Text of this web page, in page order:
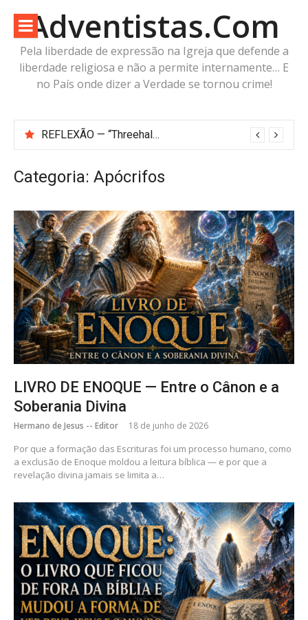
para
conteúdo
Adventistas.Com
Pela liberdade de expressão na Igreja que defende a
liberdade religiosa e não a permite internamente… E
no País onde dizer a Verdade se tornou crime!
REFLEXÃO — “Threehalves”: Três metades, Um só Todo?
Antes da Imagem da Besta: Estaria a Humanidade Construindo a Imagem Pré-Besta com cabeça de Cordeiro e Voz do Dragão?
Categoria: Apócrifos
LIVRO DE ENOQUE — Entre o Cânon e a
Soberania Divina
Hermano de Jesus -- Editor 18 de junho de 2026
Por que a formação das Escrituras foi um processo humano, como
a exclusão de Enoque moldou a leitura bíblica — e por que a
revelação divina jamais se limita a…